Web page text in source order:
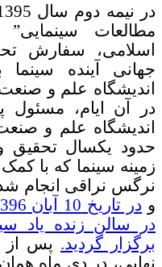
مطالعات
اسلامی، سفارش
جهانی آینده
اندیشگاه علم و
در آن ایام، مسئول
اندیشگاه علم و
حدود یکسال تحقیق
زمینه سینما که با
نرگس نراقی انجام
و
در سالن زنده یاد
برگزار گردید. پس از
نهایی، در دی ماه